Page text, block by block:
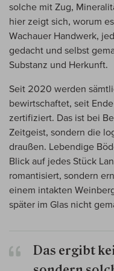
solche mit Zug,
hier zeigt sich, worum
Wachauer Handwerk,
gedacht und selbst
Substanz und Herkunft.
Seit 2020 werden
bewirtschaftet, seit
zertifiziert. Das ist bei
Zeitgeist, sondern die
draußen. Lebendige
Blick auf jedes Stück
romantisiert, sondern
einem intakten
später im Glas nicht
Das ergibt